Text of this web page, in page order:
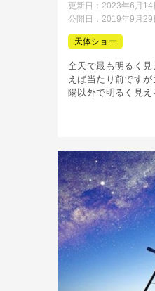
更新日： 2023年6月14
公開日： 2019年9月29
天体ショー
全天で最も明るく
えば当たり前です
陽以外で明るく見
ょうか？ 更に、そ
を持っているのか